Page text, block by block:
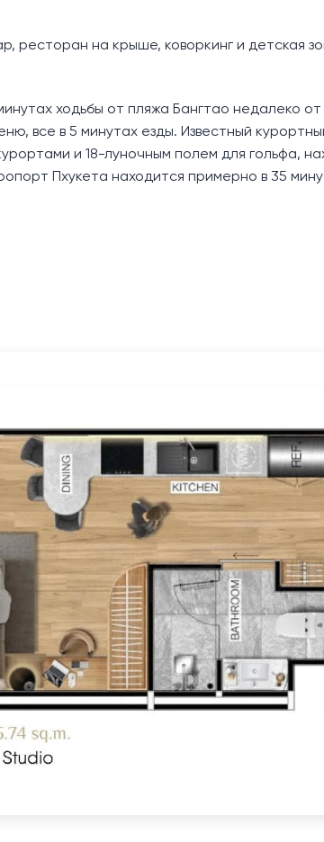
ресторан на крыше, коворкинг и детская
ходьбы от пляжа Бангтао недалеко
все в 5 минутах езды. Известный
и 18-луночным полем для гольфа,
Пхукета находится примерно в 35